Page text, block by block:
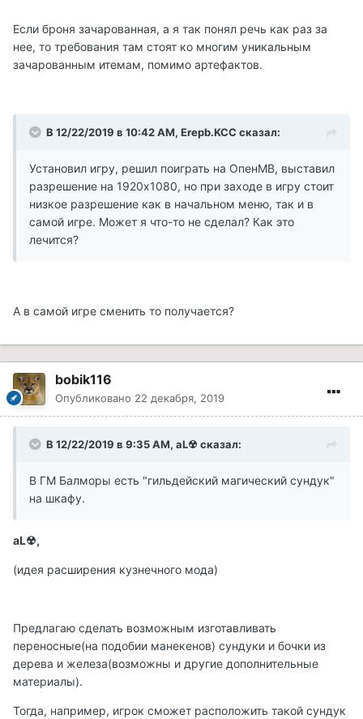
Если броня зачарованная, а я так понял речь как раз за
нее, то требования там стоят ко многим уникальным
зачарованным итемам, помимо артефактов.
В 12/22/2019 в 10:42 AM, Erepb.KCC сказал:
Установил игру, решил поиграть на ОпенМВ, выставил
разрешение на 1920х1080, но при заходе в игру стоит
низкое разрешение как в начальном меню, так и в
самой игре. Может я что-то не сделал? Как это
лечится?
А в самой игре сменить то получается?
bobik116
Опубликовано 22 декабря, 2019
В 12/22/2019 в 9:35 AM, aL☢ сказал:
В ГМ Балморы есть "гильдейский магический сундук"
на шкафу.
aL☢,
(идея расширения кузнечного мода)
Предлагаю сделать возможным изготавливать
переносные(на подобии манекенов) сундуки и бочки из
дерева и железа(возможны и другие дополнительные
материалы).
Тогда, например, игрок сможет расположить такой сундук